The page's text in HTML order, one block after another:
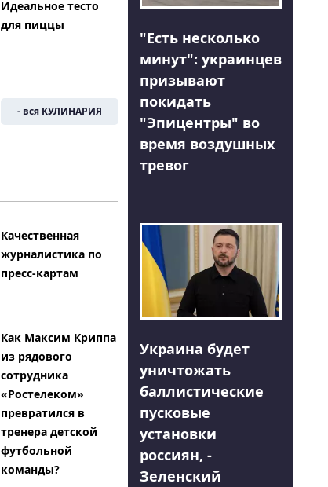
Идеальное тесто
для пиццы
- вся КУЛИНАРИЯ
Качественная
журналистика по
пресс-картам
Как Максим Криппа
из рядового
сотрудника
«Ростелеком»
превратился в
тренера детской
футбольной
команды?
"Есть несколько
минут": украинцев
призывают
покидать
"Эпицентры" во
время воздушных
тревог
Украина будет
уничтожать
баллистические
пусковые
установки
россиян, -
Зеленский